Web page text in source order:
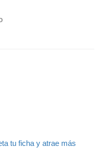
tu ficha y atrae más